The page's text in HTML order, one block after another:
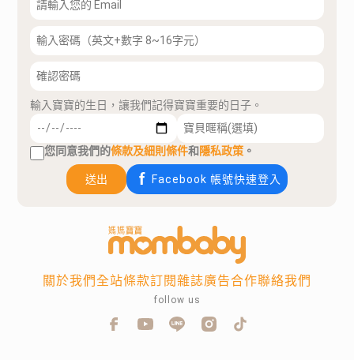
輸入寶寶的生日，讓我們記得寶寶重要的日子。
您同意我們的條款及細則條件和隱私政策 。
送出 Facebook 帳號快速登入
關於我們全站條款訂閱雜誌廣告合作聯絡我們
follow us